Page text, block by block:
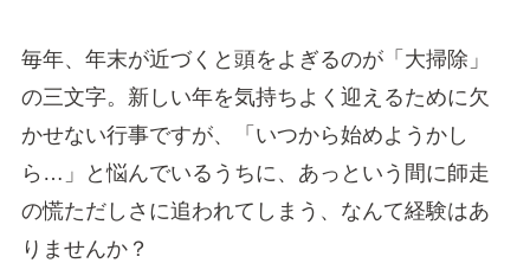
毎年、年末が近づくと頭をよぎるのが「大掃除」
の三文字。新しい年を気持ちよく迎えるために欠
かせない行事ですが、「いつから始めようかし
ら…」と悩んでいるうちに、あっという間に師走
の慌ただしさに追われてしまう、なんて経験はあ
りませんか？